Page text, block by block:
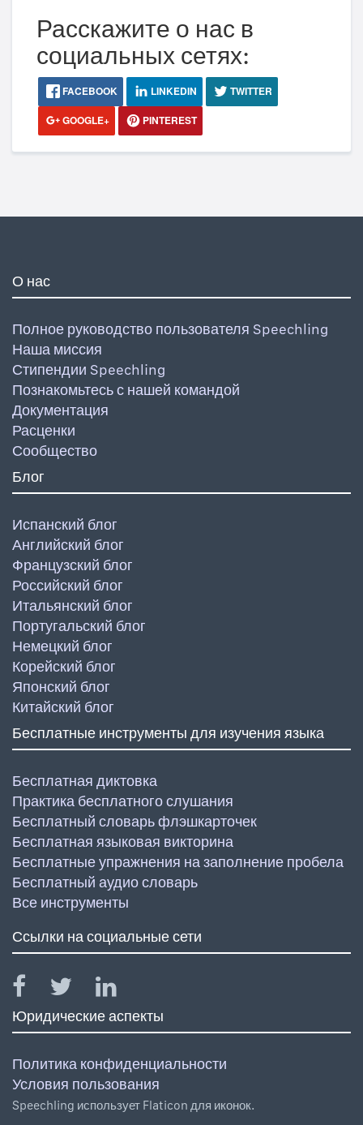
Расскажите о нас в
социальных сетях:
FACEBOOK LINKEDIN
TWITTER
GOOGLE+
PINTEREST
О нас
Полное руководство пользователя Speechling
Наша миссия
Стипендии Speechling
Познакомьтесь с нашей командой
Документация
Расценки
Сообщество
Блог
Испанский блог
Английский блог
Французский блог
Российский блог
Итальянский блог
Португальский блог
Немецкий блог
Корейский блог
Японский блог
Китайский блог
Бесплатные инструменты для изучения языка
Бесплатная диктовка
Практика бесплатного слушания
Бесплатный словарь флэшкарточек
Бесплатная языковая викторина
Бесплатные упражнения на заполнение пробела
Бесплатный аудио словарь
Все инструменты
Ссылки на социальные сети
Юридические аспекты
Политика конфиденциальности
Условия пользования
Speechling использует Flaticon для иконок.